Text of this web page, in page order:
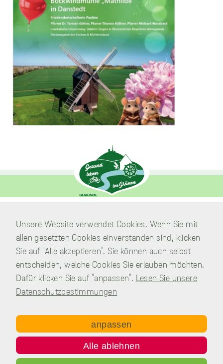
Verwaltung
Am Park 7
38871 Nordharz / OT Wasserleben
Telefon:039451.600 0
E-Mail:
Schreiben Sie uns!
Copyright © Gemeinde Nordharz - 01|2021 - All rights reserved.
Impressum Datenschutz Disclaimer Kontakt
Unsere Website verwendet Cookies. Wenn Sie mit
allen gesetzten Cookies einverstanden sind, klicken
Sie auf "Alle akzeptieren". Sie können auch selbst
entscheiden, welche Cookies Sie erlauben möchten.
Dafür klicken Sie auf "anpassen". Lesen Sie unsere
Datenschutzbestimmungen
anpassen
Alle ablehnen
damit wir Ihnen
grundlegende und
sichere
Funktionen
unserer Website
zur Verfügung
stellen können. Sie
werden nicht
eingesetzt, um
Informationen
über Sie für andere
Zwecke wie
Performance
Cookies
Informationen über
die Leistung unserer
Website, Ihren Besuch
sowie Ihre Nutzung
unserer Website zu
sammeln, z.B. die
Seiten, die bei unseren
Besuchern beliebt
sind. Diese Cookies
sammeln keine